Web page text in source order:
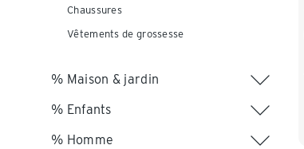
Chaussures
Vêtements de grossesse
% Maison & jardin
% Enfants
% Homme